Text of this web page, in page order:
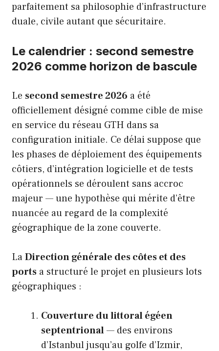
parfaitement sa philosophie d’infrastructure
duale, civile autant que sécuritaire.
Le calendrier : second semestre
2026 comme horizon de bascule
Le second semestre 2026 a été
officiellement désigné comme cible de mise
en service du réseau GTH dans sa
configuration initiale. Ce délai suppose que
les phases de déploiement des équipements
côtiers, d’intégration logicielle et de tests
opérationnels se déroulent sans accroc
majeur — une hypothèse qui mérite d’être
nuancée au regard de la complexité
géographique de la zone couverte.
LaDirection générale des côtes et des
ports a structuré le projet en plusieurs lots
géographiques :
Couverture du littoral égéen
septentrional— des environs
d’Istanbul jusqu’au golfe d’Izmir,